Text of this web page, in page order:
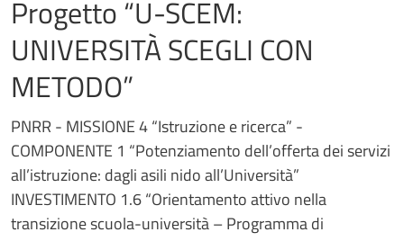
Progetto “U-SCEM:
UNIVERSITÀ SCEGLI CON
METODO”
PNRR - MISSIONE 4 “Istruzione e ricerca” -
COMPONENTE 1 “Potenziamento dell’offerta dei servizi
all’istruzione: dagli asili nido all’Università”
INVESTIMENTO 1.6 “Orientamento attivo nella
transizione scuola-università – Programma di